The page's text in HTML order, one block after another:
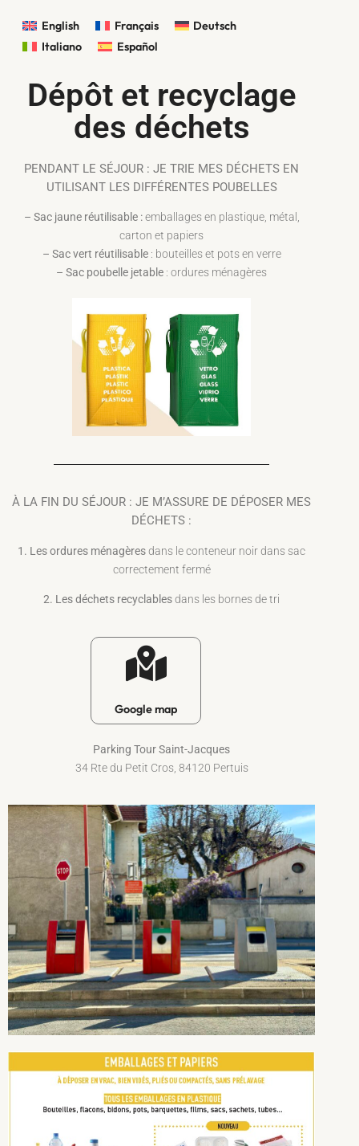
English Français
Deutsch
Italiano
Español
Dépôt et recyclage
des déchets
PENDANT LE SÉJOUR : JE TRIE MES DÉCHETS EN
UTILISANT LES DIFFÉRENTES POUBELLES
– Sac jaune réutilisable :emballages en plastique, métal,
carton et papiers
– Sac vert réutilisable: bouteilles et pots en verre
– Sac poubelle jetable : ordures ménagères
À LA FIN DU SÉJOUR : JE M’ASSURE DE DÉPOSER MES
DÉCHETS :
1. Les ordures ménagèresdans le conteneur noir dans sac
correctement fermé
2. Les déchets recyclablesdans les bornes de tri
Google map
Parking Tour Saint-Jacques
34 Rte du Petit Cros, 84120 Pertuis